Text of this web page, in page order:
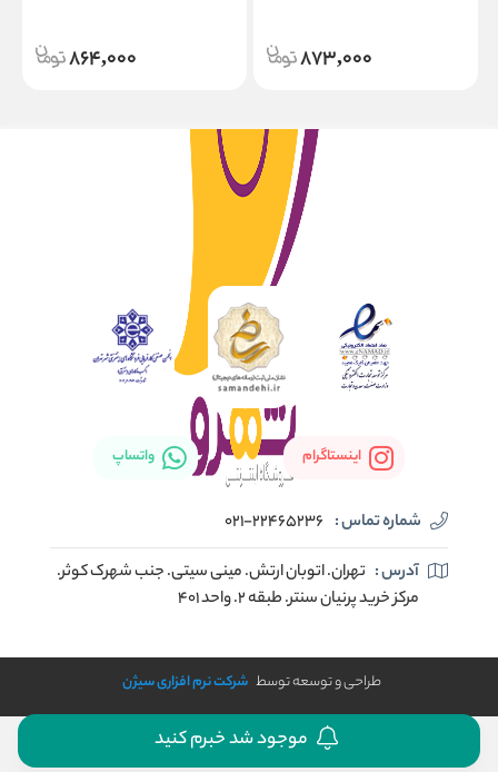
873,000
864,000
اینستاگرام واتساپ
شماره تماس : 021-22465236
آدرس : تهران. اتوبان ارتش. مینی سیتی. جنب شهرک کوثر.
مرکز خرید پرنیان سنتر. طبقه ۲. واحد ۴۰۱
طراحی و توسعه توسط شرکت نرم افزاری سیژن